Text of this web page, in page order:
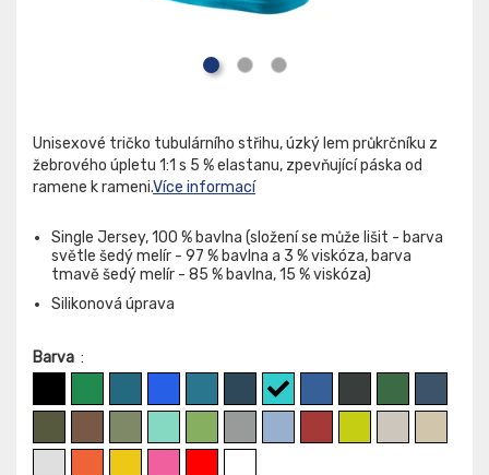
Unisexové tričko tubulárního střihu, úzký lem průkrčníku z
žebrového úpletu 1:1 s 5 % elastanu, zpevňující páska od
ramene k rameni.Více informací
Single Jersey, 100 % bavlna (složení se může lišit - barva
světle šedý melír - 97 % bavlna a 3 % viskóza, barva
tmavě šedý melír - 85 % bavlna, 15 % viskóza)
Silikonová úprava
Barva :